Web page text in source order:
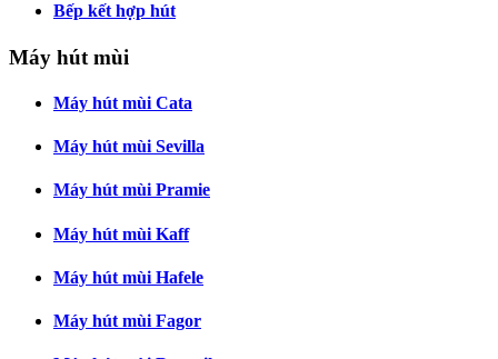
Bếp kết hợp hút
Máy hút mùi
Máy hút mùi Cata
Máy hút mùi Sevilla
Máy hút mùi Pramie
Máy hút mùi Kaff
Máy hút mùi Hafele
Máy hút mùi Fagor